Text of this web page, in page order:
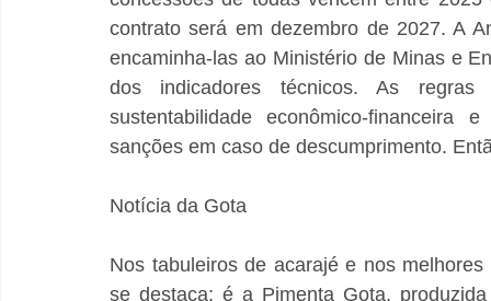
contrato será em dezembro de 2027. A
encaminha-las ao Ministério de Minas e
dos indicadores técnicos. As
sustentabilidade econômico-financeira
sanções em caso de descumprimento.
Notícia da Gota
Nos tabuleiros de acarajé e nos
se destaca: é a Pimenta Gota,